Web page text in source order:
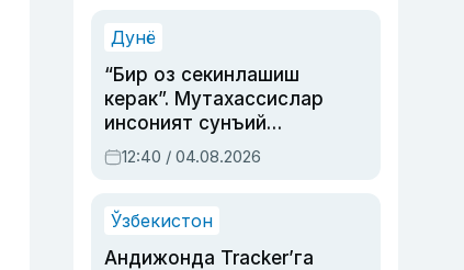
синовларга тўла ҳаёти
Дунё
“Бир оз секинлашиш
керак”. Мутахассислар
инсоният сунъий
интеллектни бошқара
олмай қолишидан
12:40 / 04.08.2026
Ўзбекистон
Андижонда Tracker’га